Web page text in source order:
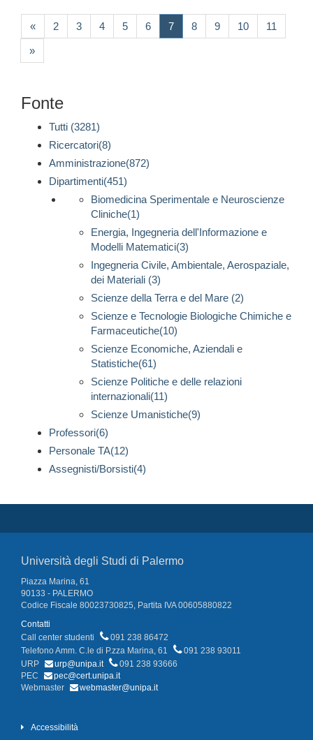
« 2 3 4 5 6 7(current)
8 9 10 11
»
Fonte
Tutti (3281)
Ricercatori(8)
Amministrazione(872)
Dipartimenti(451)
Biomedicina Sperimentale e Neuroscienze
Cliniche(1)
Energia, Ingegneria dell'Informazione e
Modelli Matematici(3)
Ingegneria Civile, Ambientale, Aerospaziale,
dei Materiali (3)
Scienze della Terra e del Mare (2)
Scienze e Tecnologie Biologiche Chimiche e
Farmaceutiche(10)
Scienze Economiche, Aziendali e
Statistiche(61)
Scienze Politiche e delle relazioni
internazionali(11)
Scienze Umanistiche(9)
Professori(6)
Personale TA(12)
Assegnisti/Borsisti(4)
Università degli Studi di Palermo
Piazza Marina, 61
90133 - PALERMO
Codice Fiscale 80023730825, Partita IVA 00605880822
Contatti
Call center studenti
091 238 86472
Telefono Amm. C.le di P.zza Marina, 61
091 238 93011
URP
urp@unipa.it
091 238 93666
PEC
pec@cert.unipa.it
Webmaster
webmaster@unipa.it
Accessibilità